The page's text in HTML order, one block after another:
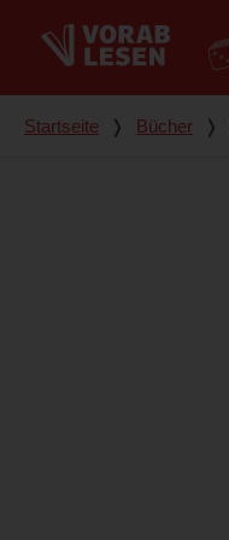
Du bist hier
Startseite ❭ Bücher ❭